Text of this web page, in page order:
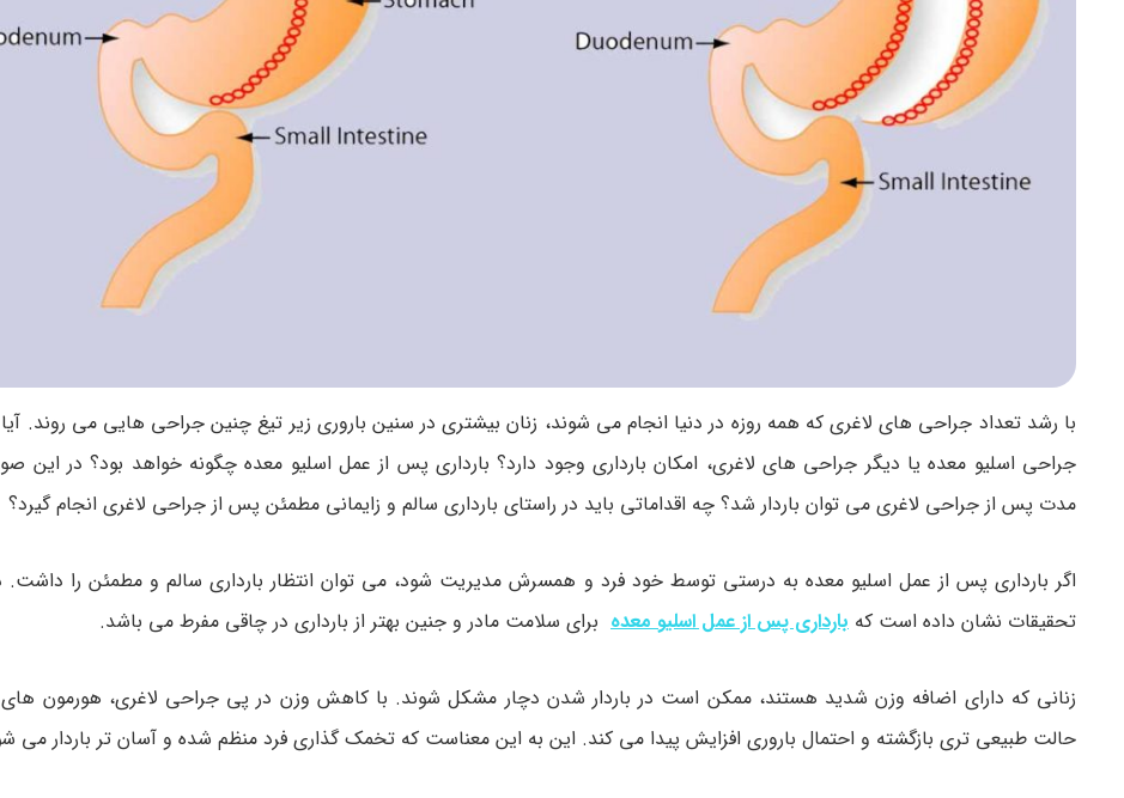
با رشد تعداد جراحی های لاغری که همه روزه در دنیا انجام می شوند، زنان بیشتری در سنین باروری زیر تیغ چنین جراحی هایی می روند.
جراحی اسلیو معده یا دیگر جراحی های لاغری، امکان بارداری وجود دارد؟ بارداری پس از عمل اسلیو معده چگونه خواهد بود؟ در این
مدت پس از جراحی لاغری می توان باردار شد؟ چه اقداماتی باید در راستای بارداری سالم و زایمانی مطمئن پس از جراحی لاغری انجام گیرد؟
اگر بارداری پس از عمل اسلیو معده به درستی توسط خود فرد و همسرش مدیریت شود، می توان انتظار بارداری سالم و مطمئن را داشت.
تحقیقات نشان داده است که بارداری پس از عمل اسلیو معده برای سلامت مادر و جنین بهتر از بارداری در چاقی مفرط می باشد.
زنانی که دارای اضافه وزن شدید هستند، ممکن است در باردار شدن دچار مشکل شوند. با کاهش وزن در پی جراحی لاغری، هورمون های
حالت طبیعی تری بازگشته و احتمال باروری افزایش پیدا می کند. این به این معناست که تخمک گذاری فرد منظم شده و آسان تر باردار می